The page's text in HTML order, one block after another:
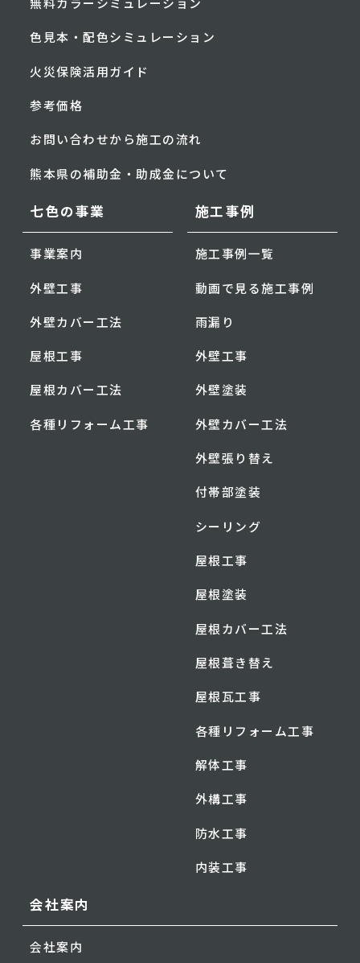
色見本・配色シミュレーション
火災保険活用ガイド
参考価格
お問い合わせから施工の流れ
熊本県の補助金・助成金について
七色の事業
事業案内
外壁工事
外壁カバー工法
屋根工事
屋根カバー工法
各種リフォーム工事
施工事例
施工事例一覧
動画で見る施工事例
雨漏り
外壁工事
外壁塗装
外壁カバー工法
外壁張り替え
付帯部塗装
シーリング
屋根工事
屋根塗装
屋根カバー工法
屋根葺き替え
屋根瓦工事
各種リフォーム工事
解体工事
外構工事
防水工事
内装工事
会社案内
会社案内